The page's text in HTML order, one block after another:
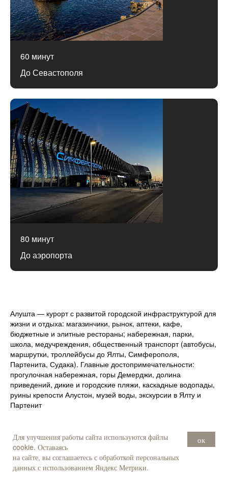
Для улучшения работы сайта используются файлы
cookie. Оставаясь
на сайте, вы соглашаетесь с обработкой персональных
данных с использованием Яндекс Метрики.
ок
60 минут
До Севастополя
80 минут
До аэропорта
Алушта — курорт с развитой городской инфраструктурой для
жизни и отдыха: магазинчики, рынок, аптеки, кафе,
бюджетные и элитные рестораны; набережная, парки,
школа, медучреждения, общественный транспорт (автобусы,
маршрутки, троллейбусы до Ялты, Симферополя,
Партенита, Судака). Главные достопримечательности:
прогулочная набережная, горы Демерджи, долина
приведений, дикие и городские пляжи, каскадные водопады,
руины крепости Алустон, музей воды, экскурсии в Ялту и
Партенит